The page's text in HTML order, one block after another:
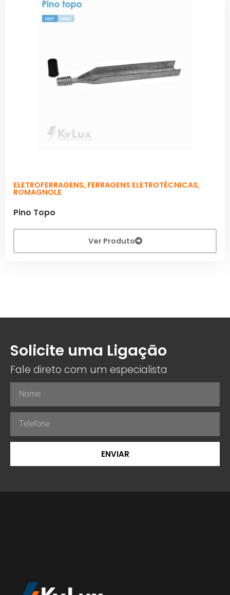
ELETROFERRAGENS, FERRAGENS ELETROTÉCNICAS,
ROMAGNOLE
Pino Topo
Ver Produto
Solicite uma Ligação
Fale direto com um especialista
ENVIAR